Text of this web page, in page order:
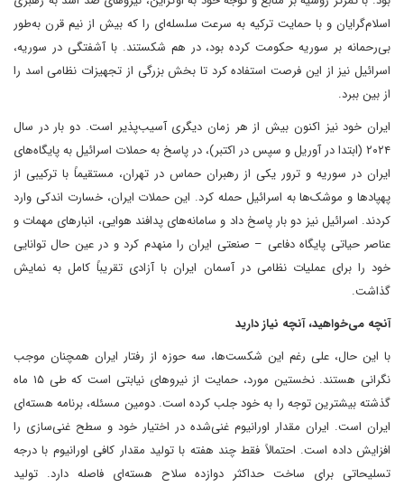
اسلام‌گرایان و با حمایت ترکیه به سرعت سلسله‌ای را که بیش از نیم قرن به‌طور
بی‌رحمانه بر سوریه حکومت کرده بود، در هم شکستند. با آشفتگی در سوریه،
اسرائیل نیز از این فرصت استفاده کرد تا بخش بزرگی از تجهیزات نظامی اسد را
از بین ببرد.
ایران خود نیز اکنون بیش از هر زمان دیگری آسیب‌پذیر است. دو بار در سال
۲۰۲۴ (ابتدا در آوریل و سپس در اکتبر)، در پاسخ به حملات اسرائیل به پایگاه‌های
ایران در سوریه و ترور یکی از رهبران حماس در تهران، مستقیماً با ترکیبی از
پهپادها و موشک‌ها به اسرائیل حمله کرد. این حملات ایران، خسارت اندکی وارد
کردند. اسرائیل نیز دو بار پاسخ داد و سامانه‌های پدافند هوایی، انبارهای مهمات و
عناصر حیاتی پایگاه دفاعی – صنعتی ایران را منهدم کرد و در عین حال توانایی
خود را برای عملیات نظامی در آسمان ایران با آزادی تقریباً کامل به نمایش
گذاشت.
آنچه می‌خواهید، آنچه نیاز دارید
با این حال، علی رغم این شکست‌ها، سه حوزه از رفتار ایران همچنان موجب
نگرانی هستند. نخستین مورد، حمایت از نیروهای نیابتی است که طی ۱۵ ماه
گذشته بیشترین توجه را به خود جلب کرده است. دومین مسئله، برنامه هسته‌ای
ایران است. ایران مقدار اورانیوم غنی‌شده در اختیار خود و سطح غنی‌سازی را
افزایش داده است. احتمالاً فقط چند هفته با تولید مقدار کافی اورانیوم با درجه
تسلیحاتی برای ساخت حداکثر دوازده سلاح هسته‌ای فاصله دارد. تولید